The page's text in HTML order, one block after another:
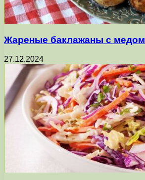
Жареные баклажаны с медом
27.12.2024